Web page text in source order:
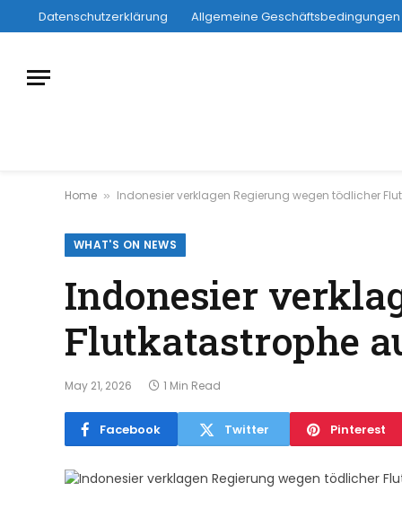
Datenschutzerklärung Allgemeine Geschäftsbedingungen
Home » Indonesier verklagen Regierung wegen tödlicher
WHAT'S ON NEWS
Indonesier
Flutkatastrophe
May 21, 2026 1 Min Read
Facebook Twitter Pinterest